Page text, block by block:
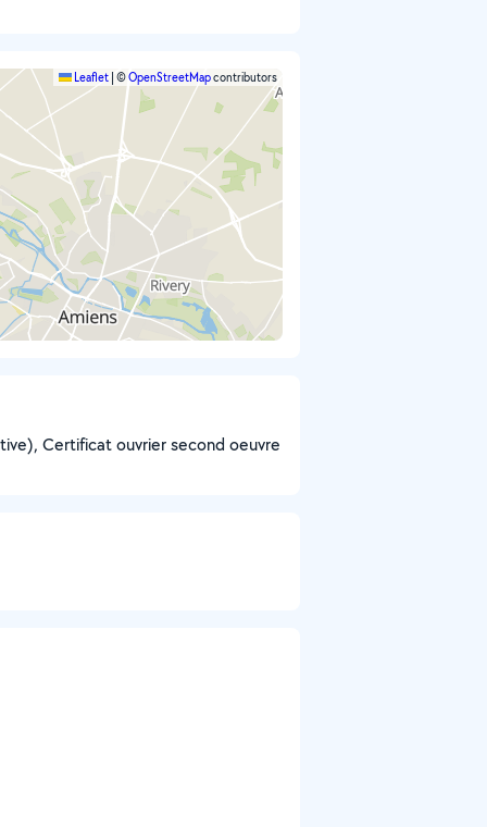
Leaflet ©OpenStreetMapcontributors
Certificat ouvrier second oeuvre